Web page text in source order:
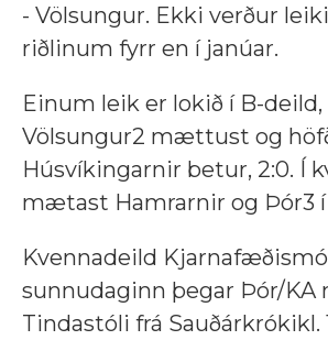
- Völsungur. Ekki verður
riðlinum fyrr en í janúar.
Einum leik er lokið í B-deild,
Völsungur2 mættust og
Húsvíkingarnir betur, 2:0. Í
mætast Hamrarnir og Þór3
Kvennadeild
sunnudaginn þegar Þór/
Tindastóli frá Sauðárkrókikl.